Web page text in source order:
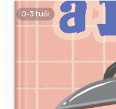
0-3 tuổi